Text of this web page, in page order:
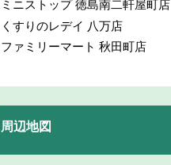
ミニストップ 徳島南二軒屋町店
くすりのレデイ 八万店
ファミリーマート 秋田町店
周辺地図